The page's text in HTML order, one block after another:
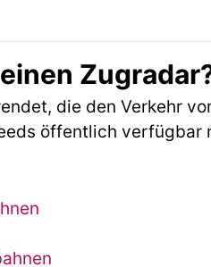
die den Verkehr
öffentlich